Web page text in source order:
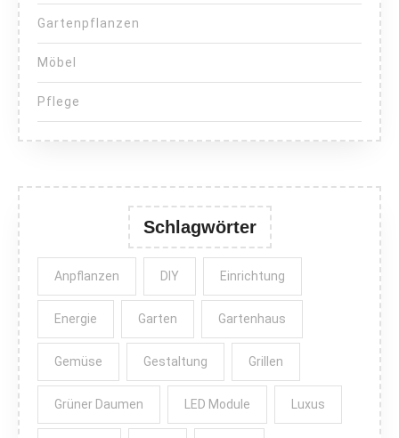
Gartenpflanzen
Möbel
Pflege
Schlagwörter
Anpflanzen DIY Einrichtung
Energie Garten Gartenhaus
Gemüse Gestaltung Grillen
Grüner Daumen LED Module Luxus